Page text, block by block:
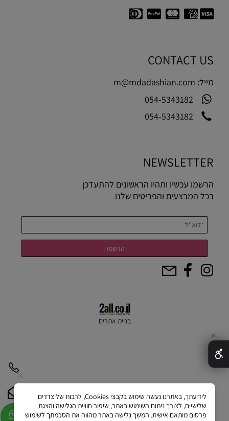
CONTACT US
מייל: m@mdadashian.com
054-5343182
054-5343182
NEWSLETTER
הרשמו עכשיו ותהיו הראשונים להתעדכן
בכל המבצעים והפריטים שלנו
בניית אתרים
✕
לידיעתך, באתרנו נעשה שימוש בקבצי Cookies, לרבות של צדדים
שלישיים, לצורך ניתוח השימוש באתר, שיפור חוויית הגלישה והצגת
פרסום מותאם אישית. המשך גלישה באתר מהווה את הסכמתך לשימוש